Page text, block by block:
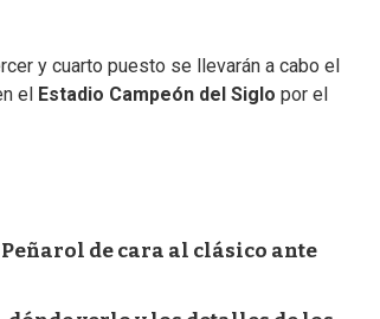
y cuarto puesto se llevarán a cabo el
el Estadio Campeón del Siglo por el
de cara al clásico ante